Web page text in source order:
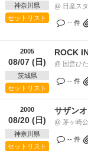
神奈川県
セットリスト
@ 日産ス
-- 件
2005
08/07 (日)
茨城県
セットリスト
ROCK
@ 国営ひ
-- 件
2000
08/20 (日)
神奈川県
セットリスト
サザン
@ 茅ヶ崎
-- 件